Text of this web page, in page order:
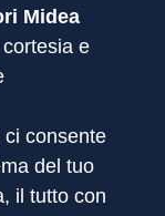
Midea
e
ci consente
del tuo
il tutto con